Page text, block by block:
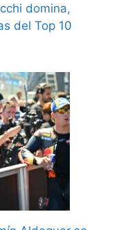
domina,
del Top 10